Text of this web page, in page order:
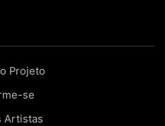
Projeto
se
Artistas